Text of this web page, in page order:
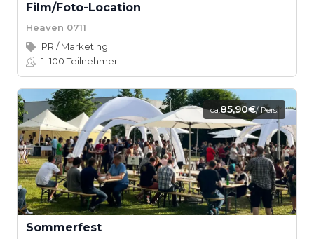
Film/Foto-Location
Heaven 0711
PR / Marketing
1–100Teilnehmer
ca.85,90€/ Pers.
Sommerfest